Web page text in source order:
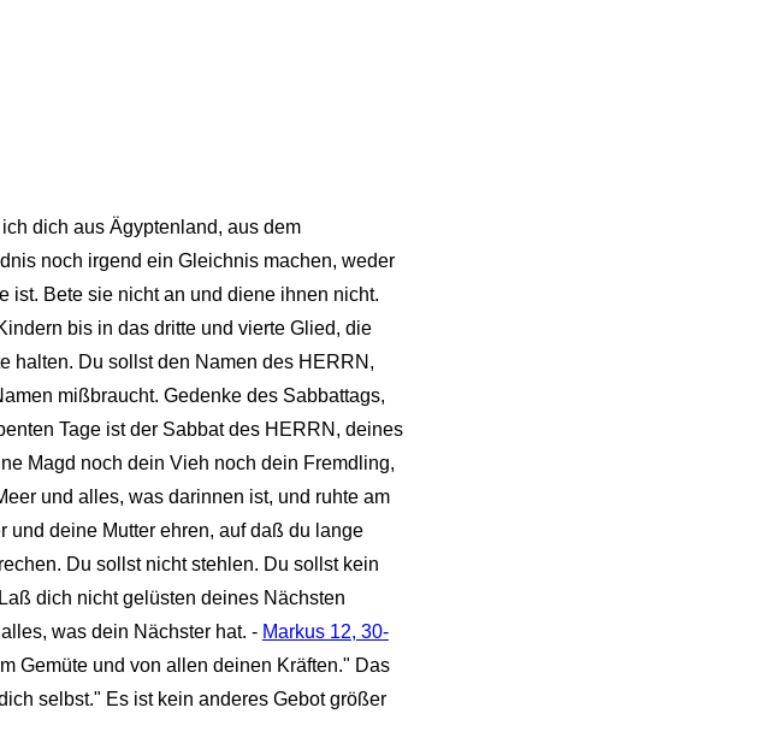
dich aus Ägyptenland, aus dem
noch irgend ein Gleichnis machen, weder
ist. Bete sie nicht an und diene ihnen nicht.
bis in das dritte und vierte Glied, die
halten. Du sollst den Namen des HERRN,
mißbraucht. Gedenke des Sabbattags,
Tage ist der Sabbat des HERRN, deines
Magd noch dein Vieh noch dein Fremdling,
und alles, was darinnen ist, und ruhte am
und deine Mutter ehren, auf daß du lange
Du sollst nicht stehlen. Du sollst kein
dich nicht gelüsten deines Nächsten
was dein Nächster hat. - Markus 12, 30-
Gemüte und von allen deinen Kräften." Das
selbst." Es ist kein anderes Gebot größer